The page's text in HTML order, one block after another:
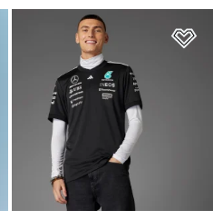
Añadir a la lista de deseos